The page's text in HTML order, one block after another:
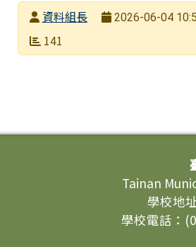
發布者資料組長
發布日期
2026-06-04
瀏覽次數
141
Tainan
學校地
學校電話：